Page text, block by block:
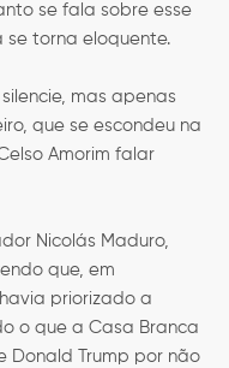
se fala sobre esse
se torna eloquente.
mas apenas
que se escondeu na
Amorim falar
Nicolás Maduro,
que, em
priorizado a
o que a Casa Branca
Donald Trump por não